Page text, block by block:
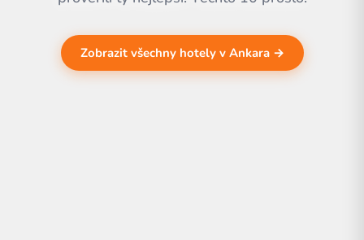
Zobrazit všechny hotely v Ankara →